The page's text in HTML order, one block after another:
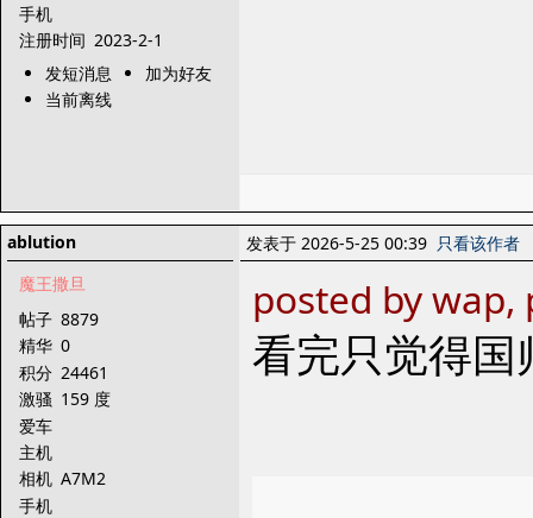
手机
注册时间 2023-2-1
发短消息
加为好友
当前离线
ablution
魔王撒旦
帖子 8879
精华 0
积分 24461
激骚 159 度
爱车
主机
相机 A7M2
手机
发表于 2026-5-25 00:39 只看该作者
posted by
看完只觉得